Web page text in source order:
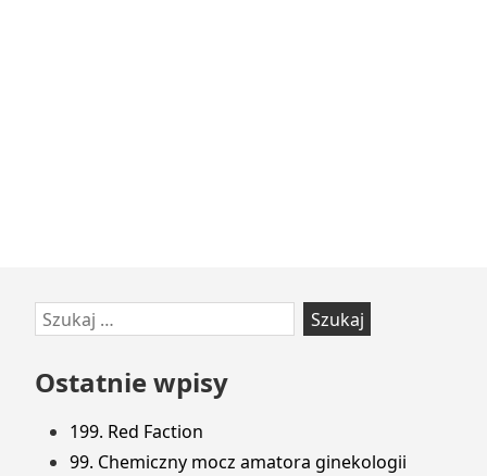
Przejdź
do
stopki
Szukaj:
Ostatnie wpisy
199. Red Faction
99. Chemiczny mocz amatora ginekologii